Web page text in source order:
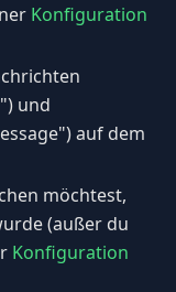
Konfiguration
und
auf dem
möchtest,
(außer du
Konfiguration